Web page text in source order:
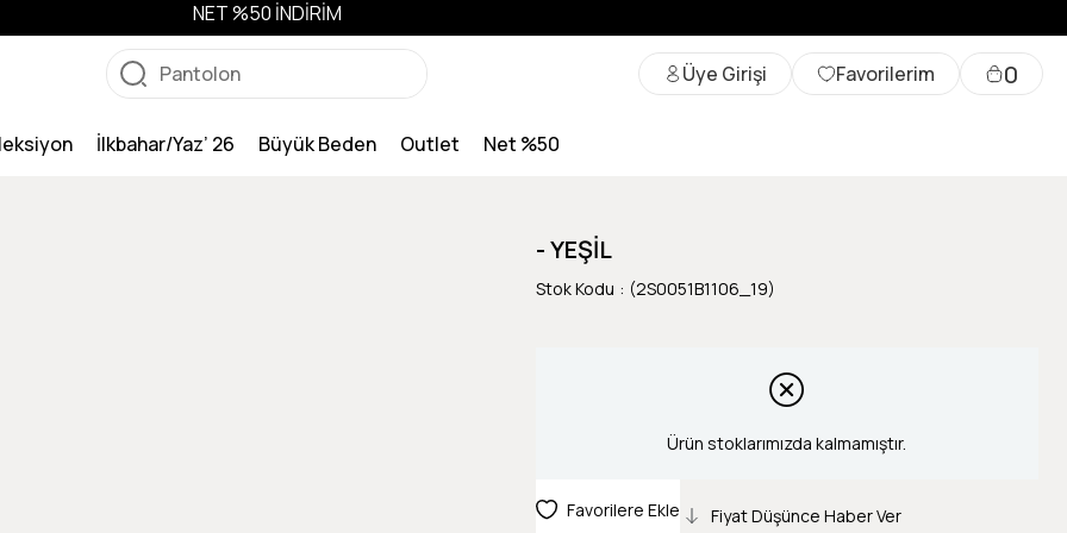
NET %50 İNDİRİM
Üye Girişi Favorilerim 0
İlkbahar/Yaz’ 26 Büyük Beden Outlet Net %50
- YEŞİL
Stok Kodu (2S0051B1106_19)
Ürün stoklarımızda kalmamıştır.
Favorilere Ekle Fiyat Düşünce Haber Ver